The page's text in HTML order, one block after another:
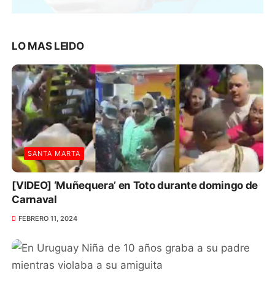
LO MAS LEIDO
SANTA MARTA
[VIDEO] ‘Muñequera’ en Toto durante domingo de
Carnaval
FEBRERO 11, 2024